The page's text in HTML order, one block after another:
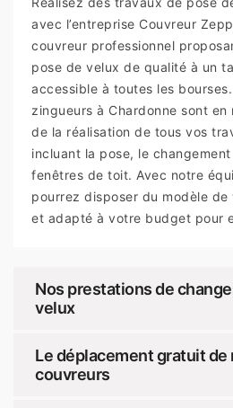
avec l’entreprise Couvreur
couvreur professionnel
pose de velux de qualité à un
accessible à toutes les
zingueurs à Chardonne sont
de la réalisation de tous vos
incluant la pose, le
fenêtres de toit. Avec notre
pourrez disposer du modèle
et adapté à votre budget pour
Nos prestations de
velux
Le déplacement gratuit de
couvreurs